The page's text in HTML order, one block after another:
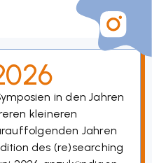
in den Jahren
kleineren
Jahren
des (re)searching